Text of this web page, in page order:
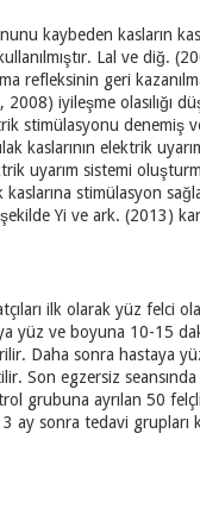
kaybeden kasların
Lal ve diğ.
refleksinin geri
iyileşme olasılığı
stimülasyonu denemiş
kaslarının elektrik
uyarım sistemi
stimülasyon
Yi ve ark. (2013)
ilk olarak yüz felci
yüz ve boyuna 10-15
Daha sonra hastaya
Son egzersiz
grubuna ayrılan 50
ay sonra tedavi